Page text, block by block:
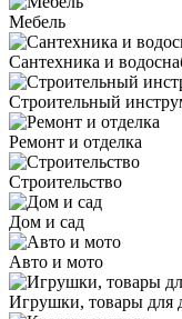
Мебель
Сантехника и
Строительный
Ремонт и отделка
Строительство
Дом и сад
Авто и мото
Игрушки, товары для